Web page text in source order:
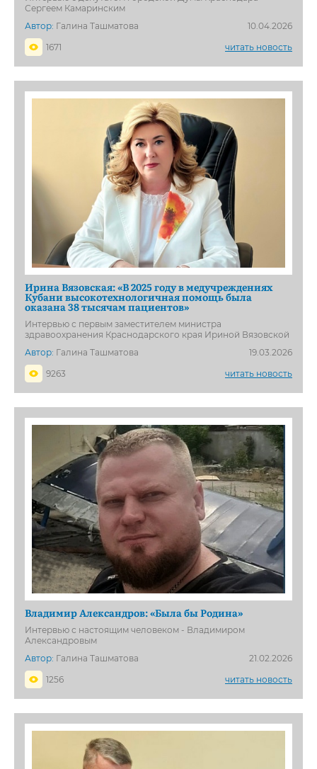
Сергеем Камаринским
Автор: Галина Ташматова
10.04.2026
1671
читать новость
Ирина Вязовская: «В 2025 году в медучреждениях
Кубани высокотехнологичная помощь была
оказана 38 тысячам пациентов»
Интервью с первым заместителем министра
здравоохранения Краснодарского края Ириной Вязовской
Автор: Галина Ташматова
19.03.2026
9263
читать новость
Владимир Александров: «Была бы Родина»
Интервью с настоящим человеком - Владимиром
Александровым
Автор: Галина Ташматова
21.02.2026
1256
читать новость